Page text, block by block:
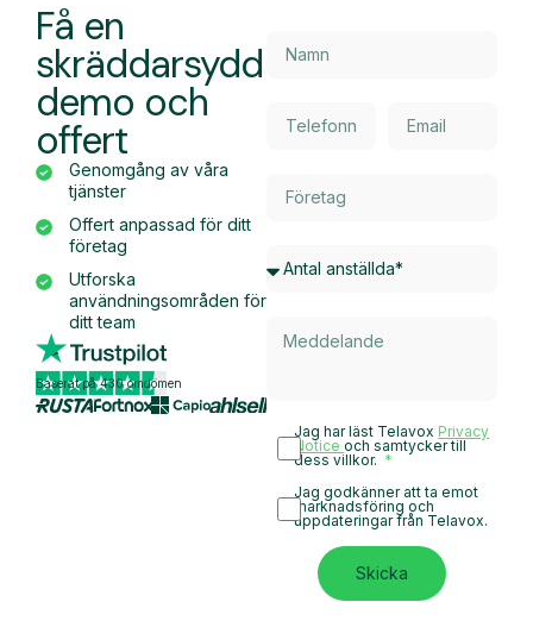
Få en
skräddarsydd
demo och
offert
Genomgång av våra
tjänster
Offert anpassad för ditt
företag
Utforska
användningsområden för
ditt team
Baserat på 430 omdömen
Jag har läst Telavox Privacy
Noticeoch samtycker till
dess villkor.
Jag godkänner att ta emot
marknadsföring och
uppdateringar från Telavox.
Skicka